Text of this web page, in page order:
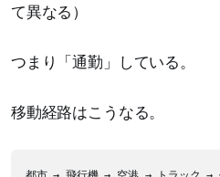
て異なる）
つまり「通勤」している。
移動経路はこうなる。